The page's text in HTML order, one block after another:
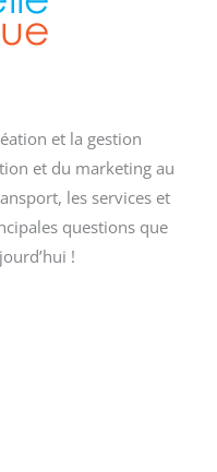
et la gestion
et du marketing au
les services et
questions que
!